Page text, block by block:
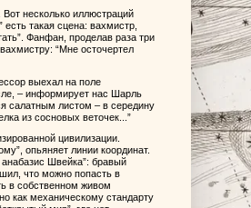
несколько иллюстраций
такая сцена: вахмистр,
Фанфан, проделав раза три
“Мне осточертел
выехал на поле
– информирует нас Шарль
салатным листом – в середину
из сосновых веточек...”
цивилизации.
опьяняет линии координат.
Швейка”: бравый
что можно попасть в
в собственном живом
как механическому стандарту